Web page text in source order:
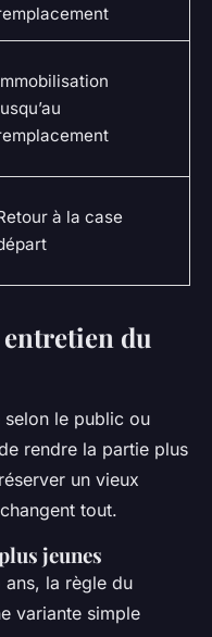
à la case
du
selon le public ou
de rendre la partie plus
un vieux
tout.
jeunes
ans, la règle du
variante simple